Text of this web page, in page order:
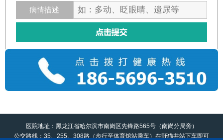
病情描述
医院地址：黑龙江省哈尔滨市南岗区先锋路565号（南岗分局旁）
公交路线：35、255、308路（步行至体育馆站乘车）在野猫井站下车即可